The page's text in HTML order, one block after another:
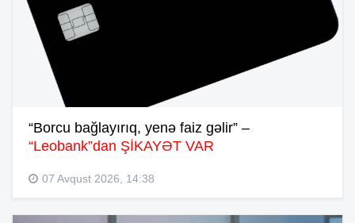
“Borcu bağlayırıq, yenə faiz gəlir” –
“Leobank”dan ŞİKAYƏT VAR
07 Avqust 2026, 14:38